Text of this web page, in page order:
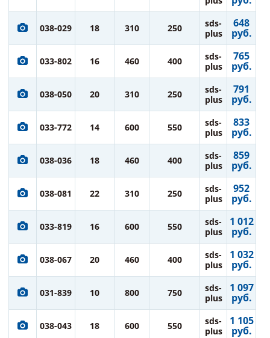
038-029 18 310 250
sds-
plus
648
руб.
033-802 16 460 400
sds-
plus
765
руб.
038-050 20 310 250
sds-
plus
791
руб.
033-772 14 600 550
sds-
plus
833
руб.
038-036 18 460 400
sds-
plus
859
руб.
038-081 22 310 250
sds-
plus
952
руб.
033-819 16 600 550
sds-
plus
1 012
руб.
038-067 20 460 400
sds-
plus
1 032
руб.
031-839 10 800 750
sds-
plus
1 097
руб.
038-043 18 600 550
sds-
plus
1 105
руб.